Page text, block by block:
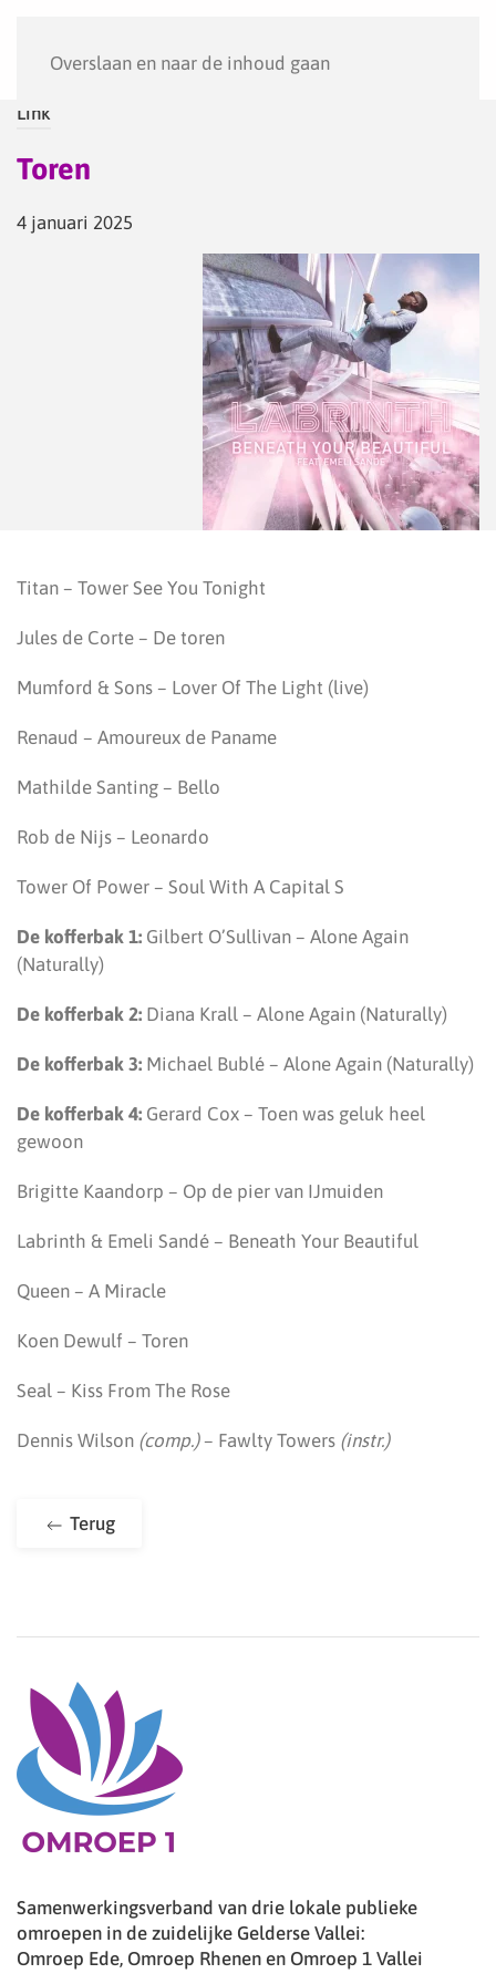
Overslaan en naar de inhoud gaan
Link
Toren
4 januari 2025
Titan – Tower See You Tonight
Jules de Corte – De toren
Mumford & Sons – Lover Of The Light (live)
Renaud – Amoureux de Paname
Mathilde Santing – Bello
Rob de Nijs – Leonardo
Tower Of Power – Soul With A Capital S
De kofferbak 1: Gilbert O’Sullivan – Alone Again
(Naturally)
De kofferbak 2: Diana Krall – Alone Again (Naturally)
De kofferbak 3: Michael Bublé – Alone Again (Naturally)
De kofferbak 4: Gerard Cox – Toen was geluk heel
gewoon
Brigitte Kaandorp – Op de pier van IJmuiden
Labrinth & Emeli Sandé – Beneath Your Beautiful
Queen – A Miracle
Koen Dewulf – Toren
Seal – Kiss From The Rose
Dennis Wilson (comp.)– Fawlty Towers (instr.)
Terug
Samenwerkingsverband van drie lokale publieke
omroepen in de zuidelijke Gelderse Vallei:
Omroep Ede, Omroep Rhenen en Omroep 1 Vallei